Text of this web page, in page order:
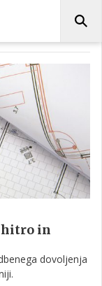
hitro in
dovoljenja